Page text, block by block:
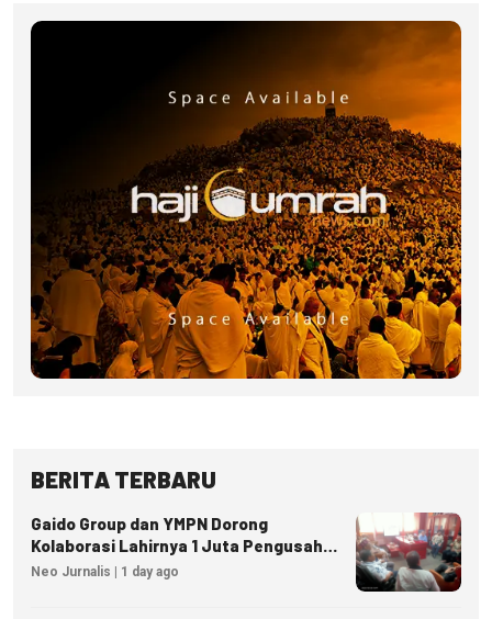
BERITA TERBARU
Gaido Group dan YMPN Dorong
Kolaborasi Lahirnya 1 Juta Pengusaha
Ekonomi Syariah
Neo Jurnalis | 1 day ago